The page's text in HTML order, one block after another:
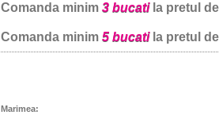
Comanda minim 3 bucatila pretul de
Comanda minim 5 bucatila pretul de
Marimea: